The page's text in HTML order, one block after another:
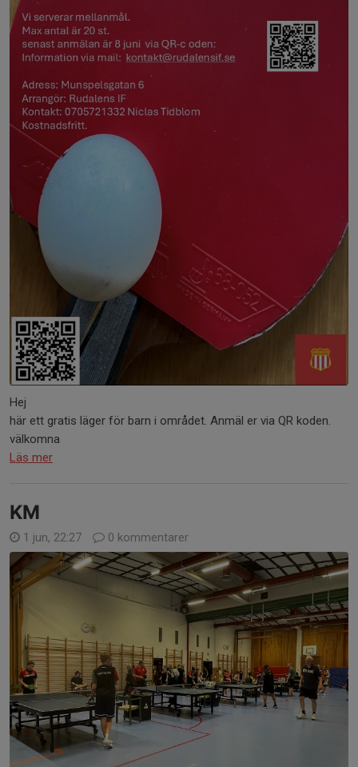
Hej
här ett gratis läger för barn i området. Anmäl er via QR koden.
välkomna
Läs mer
KM
1 jun, 22:27 0 kommentarer